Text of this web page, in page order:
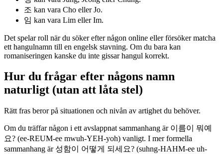
조 kan vara Cho eller Jo.
임 kan vara Lim eller Im.
Det spelar roll när du söker efter någon online eller försöker matcha
ett hangulnamn till en engelsk stavning. Om du bara kan
romaniseringen kanske du inte gissar hangul korrekt.
Hur du frågar efter någons namn
naturligt (utan att låta stel)
Rätt fras beror på situationen och nivån av artighet du behöver.
Om du träffar någon i ett avslappnat sammanhang är 이름이 뭐예
요? (ee-REUM-ee mwuh-YEH-yoh) vanligt. I mer formella
sammanhang är 성함이 어떻게 되세요? (suhng-HAHM-ee uh-